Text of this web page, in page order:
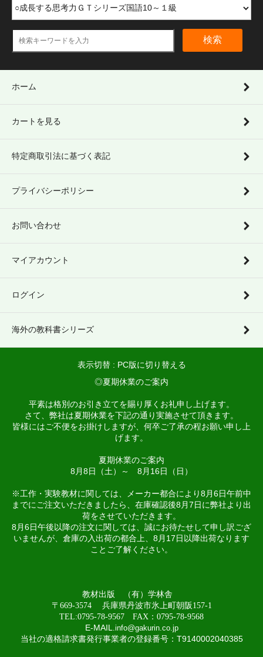
検索
ホーム
カートを見る
特定商取引法に基づく表記
プライバシーポリシー
お問い合わせ
マイアカウント
ログイン
海外の教科書シリーズ
表示切替 : PC版に切り替える
◎夏期休業のご案内
平素は格別のお引き立てを賜り厚くお礼申し上げます。
さて、弊社は夏期休業を下記の通り実施させて頂きます。
皆様にはご不便をお掛けしますが、何卒ご了承の程お願い申し上
げます。
夏期休業のご案内
8月8日（土）～ 8月16日（日）
※工作・実験教材に関しては、メーカー都合により8月6日午前中
までにご注文いただきましたら、在庫確認後8月7日に弊社より出
荷をさせていただきます。
8月6日午後以降の注文に関しては、誠にお待たせして申し訳ござ
いませんが、倉庫の入出荷の都合上、8月17日以降出荷なります
ことご了解ください。
教材出版 （有）学林舎
〒669-3574 兵庫県丹波市氷上町朝阪157-1
TEL:0795-78-9567 FAX：0795-78-9568
E-MAIL .info@gakurin.co.jp
当社の適格請求書発行事業者の登録番号：T9140002040385